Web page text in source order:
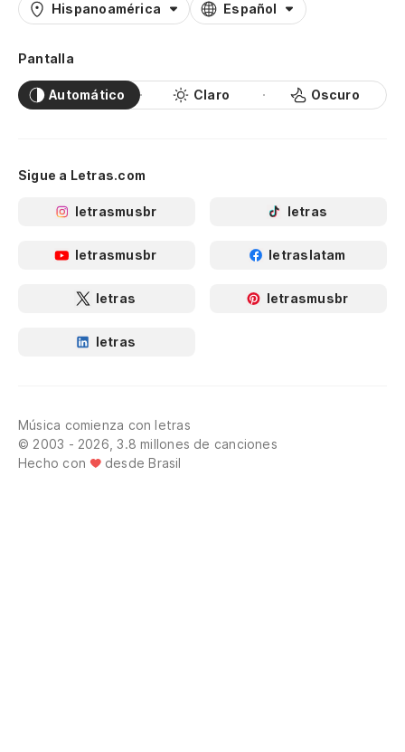
Hispanoamérica Español
Pantalla
Automático Claro Oscuro
Sigue a Letras.com
letrasmusbr letras
letrasmusbr letraslatam
letras letrasmusbr
letras
Música comienza con letras
© 2003 - 2026, 3.8 millones de canciones
Hecho con
desde Brasil